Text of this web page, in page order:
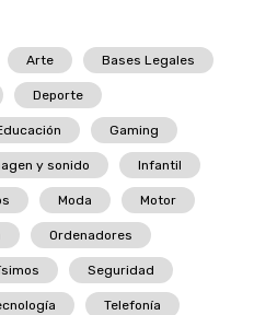
Arte Bases Legales
Deporte
Gaming
y sonido Infantil
Moda Motor
Ordenadores
Seguridad
Telefonía